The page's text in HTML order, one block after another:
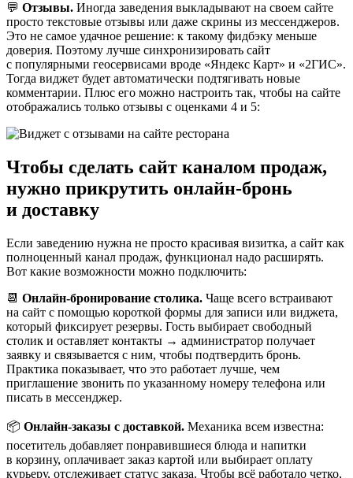
💬 Отзывы. Иногда заведения выкладывают на своем сайте
просто текстовые отзывы или даже скрины из мессенджеров.
Это не самое удачное решение: к такому фидбэку меньше
доверия. Поэтому лучше синхронизировать сайт
с популярными геосервисами вроде «Яндекс Карт» и «2ГИС».
Тогда виджет будет автоматически подтягивать новые
комментарии. Плюс его можно настроить так, чтобы на сайте
отображались только отзывы с оценками 4 и 5:
Чтобы сделать сайт каналом продаж,
нужно прикрутить онлайн‑бронь
и доставку
Если заведению нужна не просто красивая визитка, а сайт как
полноценный канал продаж, функционал надо расширять.
Вот какие возможности можно подключить:
📆 Онлайн-бронирование столика. Чаще всего встраивают
на сайт с помощью короткой формы для записи или виджета,
который фиксирует резервы. Гость выбирает свободный
столик и оставляет контакты → администратор получает
заявку и связывается с ним, чтобы подтвердить бронь.
Практика показывает, что это работает лучше, чем
приглашение звонить по указанному номеру телефона или
писать в мессенджер.
📦 Онлайн-заказы с доставкой. Механика всем известна:
посетитель добавляет понравившиеся блюда и напитки
в корзину, оплачивает заказ картой или выбирает оплату
курьеру, отслеживает статус заказа. Чтобы всё работало четко,